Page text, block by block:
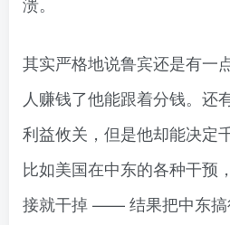
其实严格地说鲁宾还是有一
人赚钱了他能跟着分钱。还
利益攸关，但是他却能决定
比如美国在中东的各种干预
接就干掉 —— 结果把中东搞